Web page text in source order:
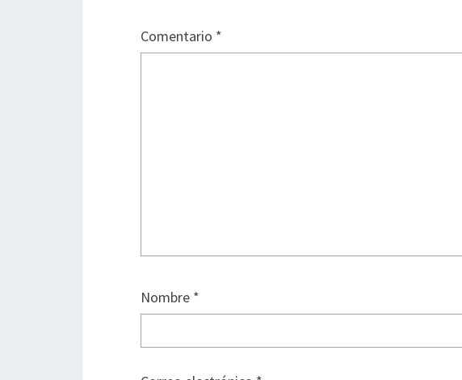
Comentario *
Nombre *